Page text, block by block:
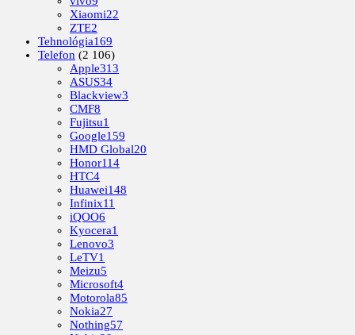
Xiaomi22
ZTE2
Tehnológia169
Telefon (2 106)
Apple313
ASUS34
Blackview3
CMF8
Fujitsu1
Google159
HMD Global20
Honor114
HTC4
Huawei148
Infinix11
iQOO6
Kyocera1
Lenovo3
LeTV1
Meizu5
Microsoft4
Motorola85
Nokia27
Nothing57